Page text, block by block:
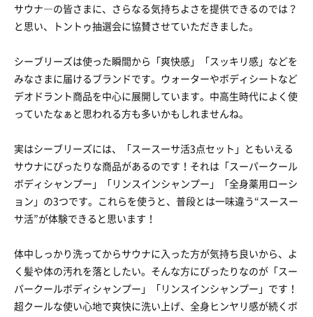
サウナ―の皆さまに、さらなる気持ちよさを提供できるのでは？
と思い、トントゥ抽選会に協賛させていただきました。
シーブリーズは使った瞬間から「爽快感」「スッキリ感」などを
みなさまに届けるブランドです。ウォーターやボディシートなど
デオドラント商品を中心に展開しています。中高生時代によく使
っていたなぁと思われる方も多いかもしれませんね。
実はシーブリーズには、「スースーサ活3点セット」ともいえる
サウナにぴったりな商品があるのです！それは「スーパークール
ボディシャンプー」「リンスインシャンプー」「全身薬用ローシ
ョン」の3つです。これらを使うと、普段とは一味違う“スースー
サ活”が体験できると思います！
体中しっかり洗ってからサウナに入った方が気持ち良いから、よ
く髪や体の汚れを落としたい。そんな方にぴったりなのが「スー
パークールボディシャンプー」「リンスインシャンプー」です！
超クールな使い心地で爽快に洗い上げ、全身ヒンヤリ感が続くボ